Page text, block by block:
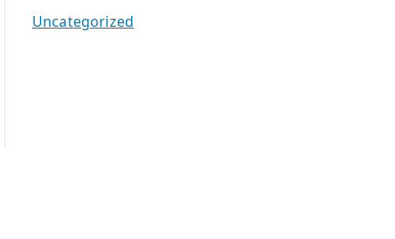
Uncategorized